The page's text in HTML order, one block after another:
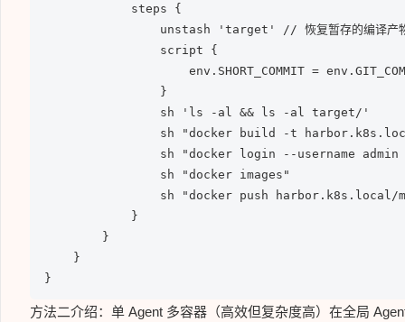
steps {
unstash 'target' // 恢复暂存的编译产
script {
env.SHORT_COMMIT =
}
sh 'ls -al && ls -al target/'
sh "docker build -t harbor.k8s.local/mall-
sh "docker login --username admin --
sh "docker images"
sh "docker push harbor.k8s.local/mall-
}
}
}
}
方法二介绍：单 Agent 多容器（高效但复杂度高）在全局